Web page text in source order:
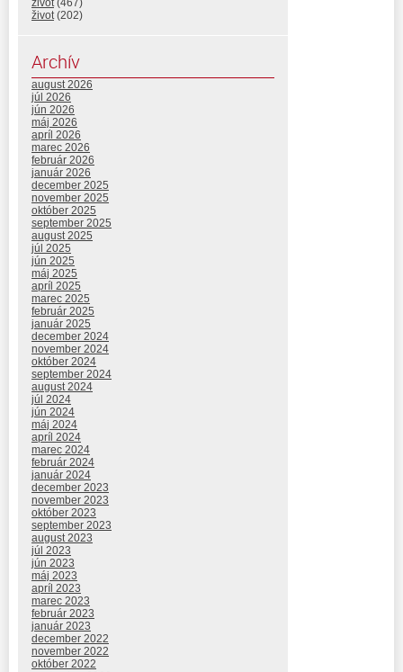
život(467)
život(202)
Archív
august 2026
júl 2026
jún 2026
máj 2026
apríl 2026
marec 2026
február 2026
január 2026
december 2025
november 2025
október 2025
september 2025
august 2025
júl 2025
jún 2025
máj 2025
apríl 2025
marec 2025
február 2025
január 2025
december 2024
november 2024
október 2024
september 2024
august 2024
júl 2024
jún 2024
máj 2024
apríl 2024
marec 2024
február 2024
január 2024
december 2023
november 2023
október 2023
september 2023
august 2023
júl 2023
jún 2023
máj 2023
apríl 2023
marec 2023
február 2023
január 2023
december 2022
november 2022
október 2022